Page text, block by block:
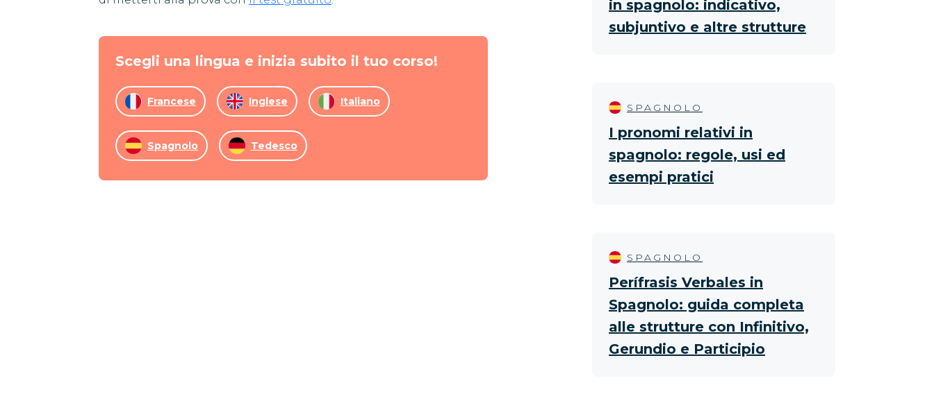
Scegli una lingua e inizia subito il tuo corso!
Francese Inglese Italiano
Spagnolo Tedesco
in spagnolo: indicativo,
subjuntivo e altre strutture
SPAGNOLO
I pronomi relativi in
spagnolo: regole, usi ed
esempi pratici
SPAGNOLO
Perífrasis Verbales in
Spagnolo: guida completa
alle strutture con Infinitivo,
Gerundio e Participio